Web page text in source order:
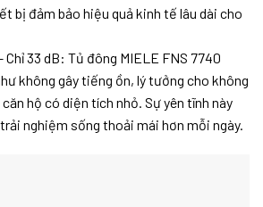
bị đảm bảo hiệu quả kinh tế lâu dài cho
Chỉ 33 dB: Tủ đông MIELE FNS 7740
không gây tiếng ồn, lý tưởng cho không
hộ có diện tích nhỏ. Sự yên tĩnh này
nghiệm sống thoải mái hơn mỗi ngày.